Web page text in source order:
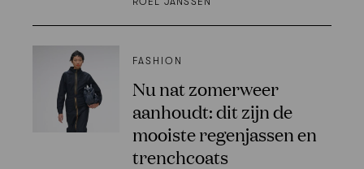
FASHION
Nu nat zomerweer
aanhoudt: dit zijn de
mooiste regenjassen en
trenchcoats